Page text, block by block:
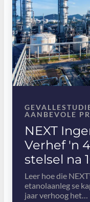
NEXT
Verhef 'n
stelsel na
AANBEVOLE
Leer hoe die
etanolaanleg se
jaar verhoog het…